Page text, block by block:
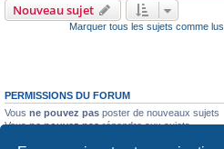
Nouveau sujet
Marquer tous les sujets comme lus
PERMISSIONS DU FORUM
Vous ne pouvez pas poster de nouveaux sujets
Vousne pouvez pasrépondre aux sujets